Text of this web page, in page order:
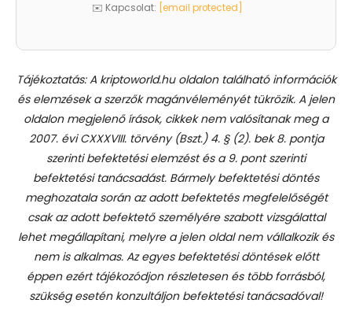
✉️ Kapcsolat:
[email protected]
Tájékoztatás: A kriptoworld.hu oldalon található információk
és elemzések a szerzők magánvéleményét tükrözik. A jelen
oldalon megjelenő írások, cikkek nem valósítanak meg a
2007. évi CXXXVIII. törvény (Bszt.) 4. § (2). bek 8. pontja
szerinti befektetési elemzést és a 9. pont szerinti
befektetési tanácsadást. Bármely befektetési döntés
meghozatala során az adott befektetés megfelelőségét
csak az adott befektető személyére szabott vizsgálattal
lehet megállapítani, melyre a jelen oldal nem vállalkozik és
nem is alkalmas. Az egyes befektetési döntések előtt
éppen ezért tájékozódjon részletesen és több forrásból,
szükség esetén konzultáljon befektetési tanácsadóval!